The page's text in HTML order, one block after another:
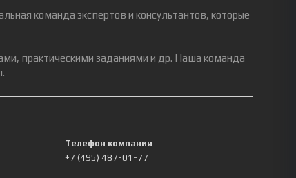
команда экспертов и консультантов, которые
практическими заданиями и др. Наша команда
Телефон компании
+7 (495) 487-01-77